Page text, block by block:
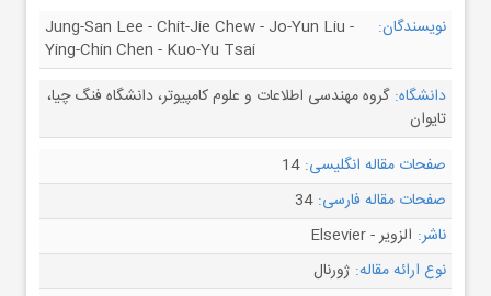
نویسندگان:
Jung-San Lee - Chit-Jie Chew - Jo-Yun Liu -
Ying-Chin Chen - Kuo-Yu Tsai
دانشگاه: گروه مهندسی اطلاعات و علوم کامپیوتر، دانشگاه فنگ چیا،
تایوان
صفحات مقاله انگلیسی: 14
صفحات مقاله فارسی: 34
ناشر: الزویر - Elsevier
نوع ارائه مقاله: ژورنال